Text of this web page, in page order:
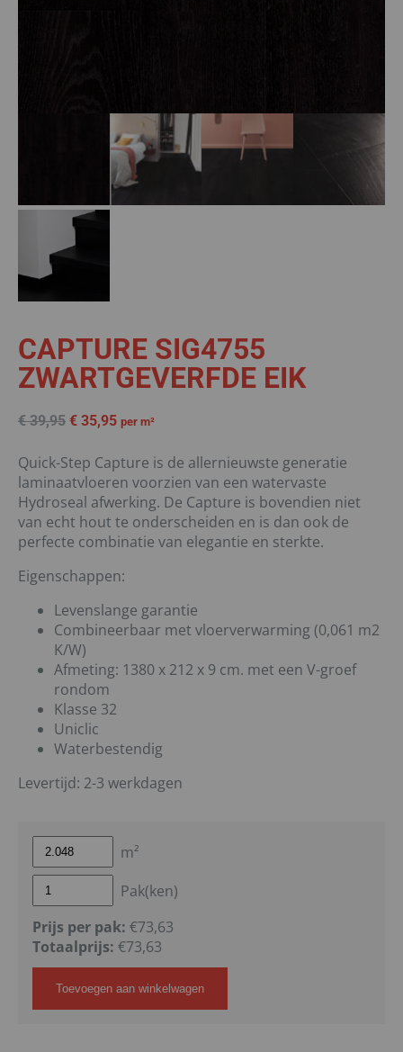
CAPTURE SIG4755
ZWARTGEVERFDE EIK
€39,95 € 35,95 per m²
Quick-Step Capture is de allernieuwste generatie
laminaatvloeren voorzien van een watervaste
Hydroseal afwerking. De Capture is bovendien niet
van echt hout te onderscheiden en is dan ook de
perfecte combinatie van elegantie en sterkte.
Eigenschappen:
Levenslange garantie
Combineerbaar met vloerverwarming (0,061 m2
K/W)
Afmeting: 1380 x 212 x 9 cm. met een V-groef
rondom
Klasse 32
Uniclic
Waterbestendig
Levertijd: 2-3 werkdagen
m²
Pak(ken)
Prijs per pak: €73,63
Totaalprijs: €73,63
Toevoegen aan winkelwagen